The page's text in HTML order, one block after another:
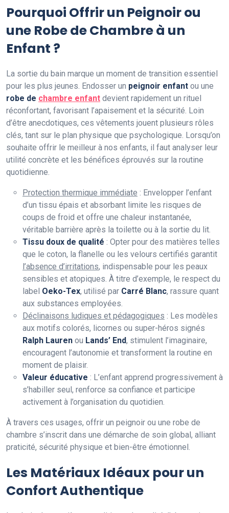
Pourquoi Offrir un Peignoir ou
une Robe de Chambre à un
Enfant ?
La sortie du bain marque un moment de transition essentiel
pour les plus jeunes. Endosser un peignoir enfant ou une
robe de chambre enfant devient rapidement un rituel
réconfortant, favorisant l’apaisement et la sécurité. Loin
d’être anecdotiques, ces vêtements jouent plusieurs rôles
clés, tant sur le plan physique que psychologique. Lorsqu’on
souhaite offrir le meilleur à nos enfants, il faut analyser leur
utilité concrète et les bénéfices éprouvés sur la routine
quotidienne.
Protection thermique immédiate : Envelopper l’enfant
d’un tissu épais et absorbant limite les risques de
coups de froid et offre une chaleur instantanée,
véritable barrière après la toilette ou à la sortie du lit.
Tissu doux de qualité : Opter pour des matières telles
que le coton, la flanelle ou les velours certifiés garantit
l’absence d’irritations, indispensable pour les peaux
sensibles et atopiques. À titre d’exemple, le respect du
label Oeko-Tex, utilisé par Carré Blanc, rassure quant
aux substances employées.
Déclinaisons ludiques et pédagogiques : Les modèles
aux motifs colorés, licornes ou super-héros signés
Ralph Lauren ou Lands’ End, stimulent l’imaginaire,
encouragent l’autonomie et transforment la routine en
moment de plaisir.
Valeur éducative : L’enfant apprend progressivement à
s’habiller seul, renforce sa confiance et participe
activement à l’organisation du quotidien.
À travers ces usages, offrir un peignoir ou une robe de
chambre s’inscrit dans une démarche de soin global, alliant
praticité, sécurité physique et bien-être émotionnel.
Les Matériaux Idéaux pour un
Confort Authentique